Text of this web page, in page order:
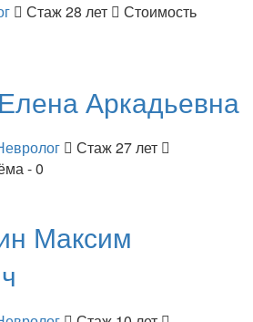
Стаж 28 лет
Стоимость
Елена Аркадьевна
Стаж 27 лет
- 0
Максим